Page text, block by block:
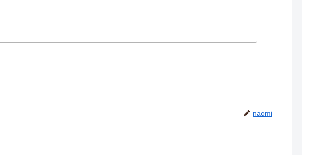
naomi